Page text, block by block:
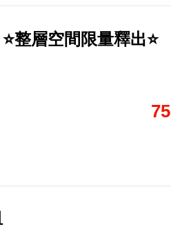
整層空間限量釋出⭐